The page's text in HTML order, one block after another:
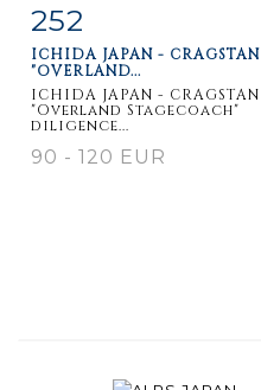
Item detail
252
ICHIDA JAPAN - CRAGSTAN
"OVERLAND...
ICHIDA JAPAN - CRAGSTAN
"Overland Stagecoach"
diligence...
90 - 120 EUR